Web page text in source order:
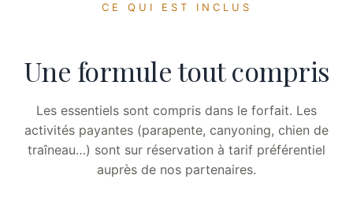
CE QUI EST INCLUS
Une formule tout compris
Les essentiels sont compris dans le forfait. Les
activités payantes (parapente, canyoning, chien de
traîneau…) sont sur réservation à tarif préférentiel
auprès de nos partenaires.